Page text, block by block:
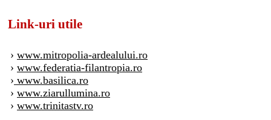
Link-uri utile
› www.mitropolia-ardealului.ro
› www.federatia-filantropia.ro
› www.basilica.ro
› www.ziarullumina.ro
› www.trinitastv.ro